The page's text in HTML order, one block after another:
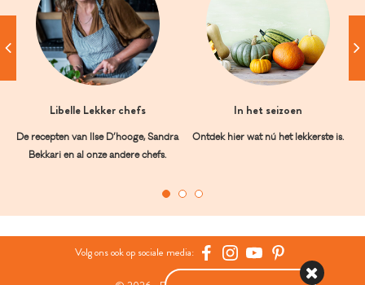
Libelle Lekker chefs
De recepten van Ilse D’hooge, Sandra
Bekkari en al onze andere chefs.
In het seizoen
Ontdek hier wat nú het lekkerste is.
Volg ons ook op sociale media: